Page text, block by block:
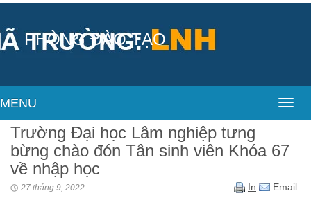
PHÒNG ĐÀO TẠO
MENU
Trường Đại học Lâm nghiệp tưng
bừng chào đón Tân sinh viên Khóa 67
về nhập học
27 tháng 9, 2022 In
Email